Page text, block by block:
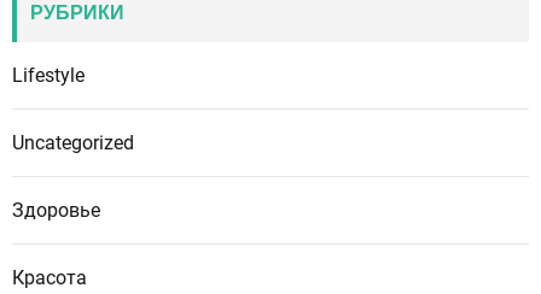
РУБРИКИ
Lifestyle
Uncategorized
Здоровье
Красота